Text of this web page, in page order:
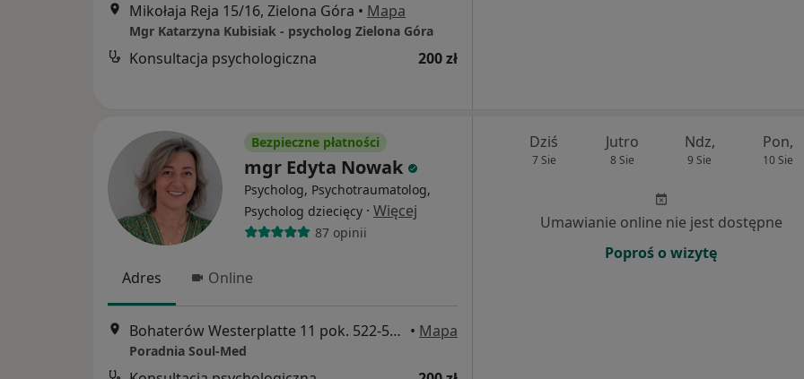
Mikołaja Reja 15/16, Zielona Góra • Mapa
Mgr Katarzyna Kubisiak - psycholog Zielona Góra
Konsultacja psychologiczna 200 zł
Bezpieczne płatności
mgr Edyta Nowak
Psycholog, Psychotraumatolog,
Psycholog dziecięcy · Więcej
87 opinii
Adres Online
Bohaterów Westerplatte 11 pok. 522-525, 5 piętro, Zielona Góra • Mapa
Poradnia Soul-Med
Dziś
7 Sie
Jutro
8 Sie
Ndz,
9 Sie
Pon,
10 Sie
Umawianie online nie jest dostępne
Poproś o wizytę